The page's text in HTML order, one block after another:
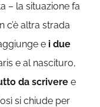
– la situazione fa
c’è altra strada
e i due
e al nascituro,
da scrivere e
si chiude per